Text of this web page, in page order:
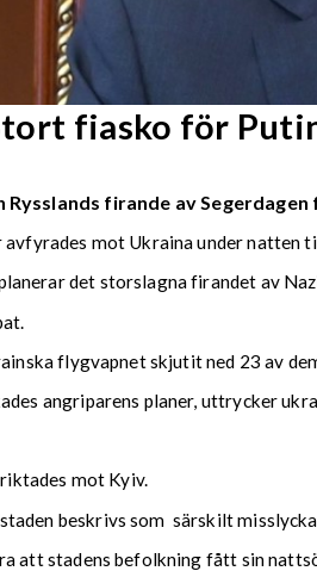
fiasko för
Rysslands firande av
avfyrades mot Ukraina under
det storslagna firandet av
flygvapnet skjutit ned 23 av
angriparens planer, uttrycker
mot Kyiv.
beskrivs som särskilt
att stadens befolkning fått sin